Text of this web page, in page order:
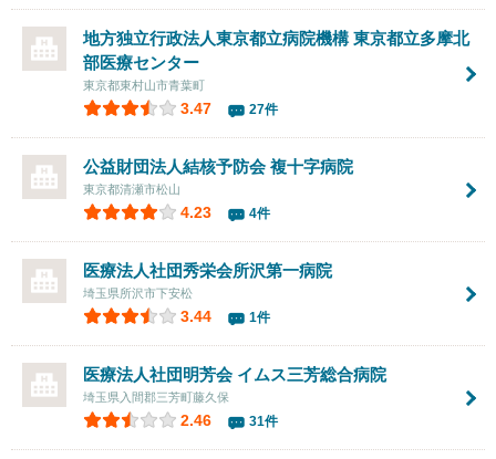
地方独立行政法人東京都立病院機構 東京都立多摩北
部医療センター
東京都東村山市青葉町
3.47 27件
公益財団法人結核予防会複十字病院
東京都清瀬市松山
4.23 4件
医療法人社団秀栄会所沢第一病院
埼玉県所沢市下安松
3.44 1件
医療法人社団明芳会 イムス三芳総合病院
埼玉県入間郡三芳町藤久保
2.46 31件